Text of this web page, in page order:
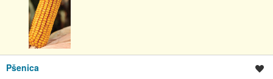
Pšenica